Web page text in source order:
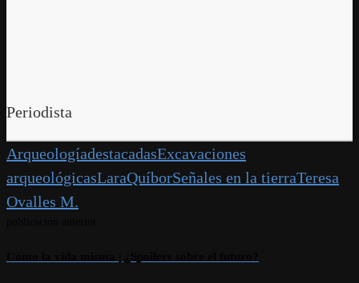
Periodista
ArqueologíadestacadasExcavaciones
arqueológicasLaraQuíborSeñales en la tierraTeresa
Ovalles M.